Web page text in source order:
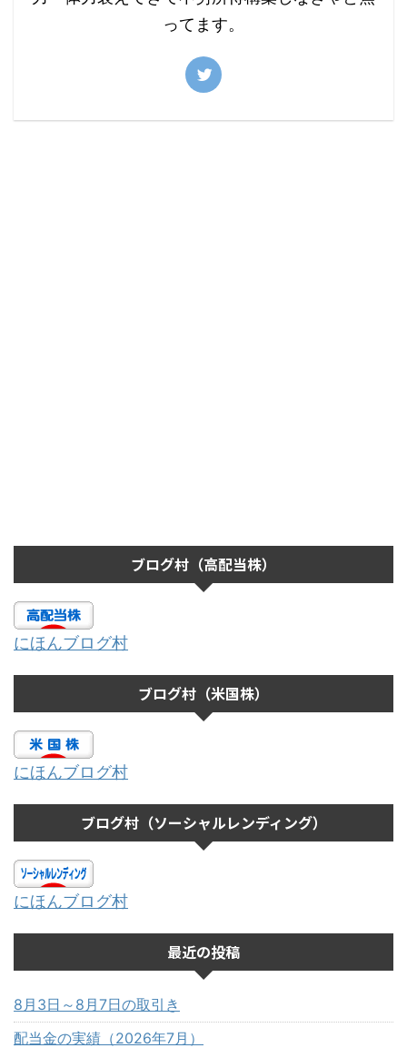
ってます。
ブログ村（高配当株）
にほんブログ村
ブログ村（米国株）
にほんブログ村
ブログ村（ソーシャルレンディング）
にほんブログ村
最近の投稿
8月3日～8月7日の取引き
配当金の実績（2026年7月）